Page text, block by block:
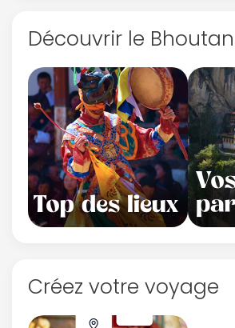
Découvrir le Bhoutan
Créez votre voyage